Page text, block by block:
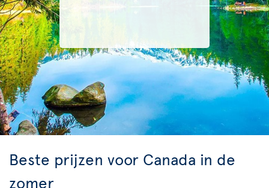
Beste prijzen voor Canada in de
zomer